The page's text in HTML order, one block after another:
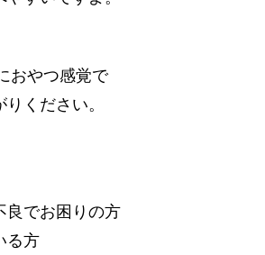
おやつ感覚で
ください。
良でお困りの方
る方